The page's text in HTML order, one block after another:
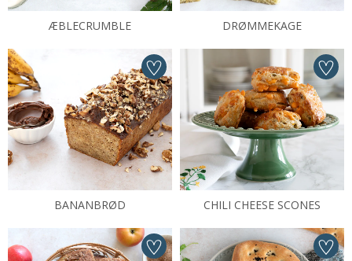
ÆBLECRUMBLE DRØMMEKAGE
BANANBRØD CHILI CHEESE SCONES